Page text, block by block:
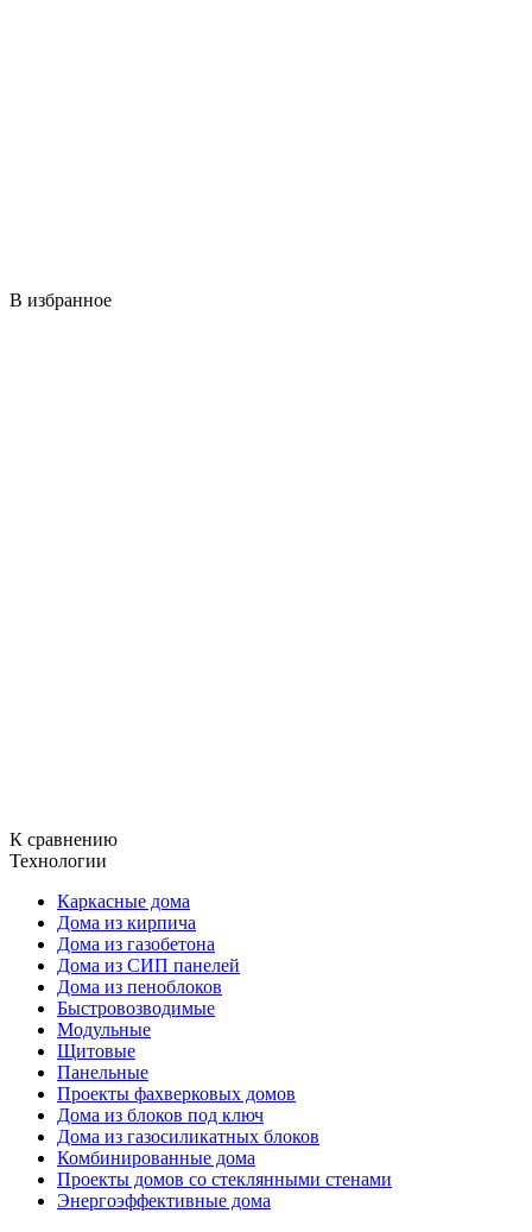
В избранное
К сравнению
Технологии
Каркасные дома
Дома из кирпича
Дома из газобетона
Дома из СИП панелей
Дома из пеноблоков
Быстровозводимые
Модульные
Щитовые
Панельные
Проекты фахверковых домов
Дома из блоков под ключ
Дома из газосиликатных блоков
Комбинированные дома
Проекты домов со стеклянными стенами
Энергоэффективные дома